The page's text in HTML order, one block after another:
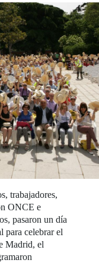
trabajadores,
ONCE e
pasaron un día
para celebrar el
Madrid, el